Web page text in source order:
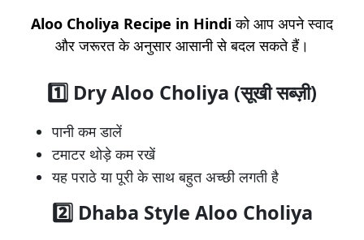
Aloo Choliya Recipe in Hindiको आप अपने स्वाद
और जरूरत के अनुसार आसानी से बदल सकते हैं।
1️⃣ Dry Aloo Choliya (सूखी सब्ज़ी)
पानी कम डालें
टमाटर थोड़े कम रखें
यह पराठे या पूरी के साथ बहुत अच्छी लगती है
2️⃣ Dhaba Style Aloo Choliya